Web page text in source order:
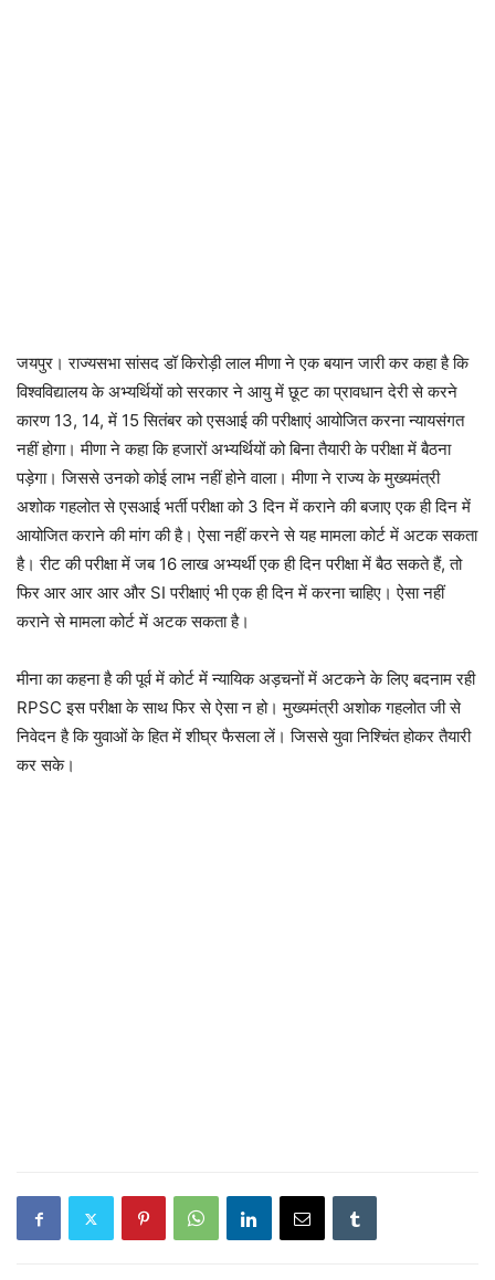
जयपुर। राज्यसभा सांसद डॉ किरोड़ी लाल मीणा ने एक बयान जारी कर कहा है कि
विश्वविद्यालय के अभ्यर्थियों को सरकार ने आयु में छूट का प्रावधान देरी से करने
कारण 13, 14, में 15 सितंबर को एसआई की परीक्षाएं आयोजित करना न्यायसंगत
नहीं होगा। मीणा ने कहा कि हजारों अभ्यर्थियों को बिना तैयारी के परीक्षा में बैठना
पड़ेगा। जिससे उनको कोई लाभ नहीं होने वाला। मीणा ने राज्य के मुख्यमंत्री
अशोक गहलोत से एसआई भर्ती परीक्षा को 3 दिन में कराने की बजाए एक ही दिन में
आयोजित कराने की मांग की है। ऐसा नहीं करने से यह मामला कोर्ट में अटक सकता
है। रीट की परीक्षा में जब 16 लाख अभ्यर्थी एक ही दिन परीक्षा में बैठ सकते हैं, तो
फिर आर आर आर और SI परीक्षाएं भी एक ही दिन में करना चाहिए। ऐसा नहीं
कराने से मामला कोर्ट में अटक सकता है।
मीना का कहना है की पूर्व में कोर्ट में न्यायिक अड़चनों में अटकने के लिए बदनाम रही
RPSC इस परीक्षा के साथ फिर से ऐसा न हो। मुख्यमंत्री अशोक गहलोत जी से
निवेदन है कि युवाओं के हित में शीघ्र फैसला लें। जिससे युवा निश्चिंत होकर तैयारी
कर सके।